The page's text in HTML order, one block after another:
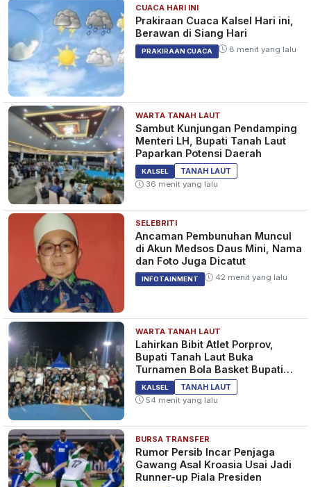
CUACA HARI INI
Prakiraan Cuaca Kalsel Hari ini,
Berawan di Siang Hari
PRAKIRAAN CUACA 8 menit yang lalu
WARTA TANAH LAUT
Sambut Kunjungan Pendamping
Menteri LH, Bupati Tanah Laut
Paparkan Potensi Daerah
KALSEL
TANAH LAUT
36 menit yang lalu
SELEBRITI
Ancaman Pembunuhan Muncul
di Akun Medsos Daus Mini, Nama
dan Foto Juga Dicatut
INFOTAINMENT 42 menit yang lalu
WARTA TANAH LAUT
Lahirkan Bibit Atlet Porprov,
Bupati Tanah Laut Buka
Turnamen Bola Basket Bupati
Cup 2026
KALSEL
TANAH LAUT
54 menit yang lalu
BURSA TRANSFER
Rumor Persib Incar Penjaga
Gawang Asal Kroasia Usai Jadi
Runner-up Piala Presiden